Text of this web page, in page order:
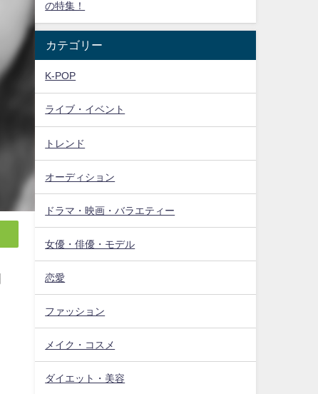
の特集！
カテゴリー
K-POP
ライブ・イベント
トレンド
オーディション
ドラマ・映画・バラエティー
女優・俳優・モデル
恋愛
ファッション
メイク・コスメ
ダイエット・美容